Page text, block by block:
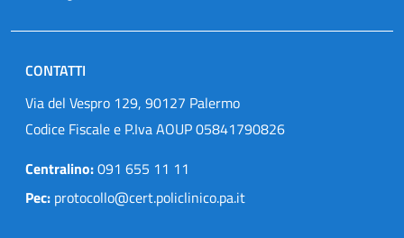
CONTATTI
Via del Vespro 129, 90127 Palermo
Codice Fiscale e P.Iva AOUP 05841790826
Centralino:091 655 11 11
Pec: protocollo@cert.policlinico.pa.it